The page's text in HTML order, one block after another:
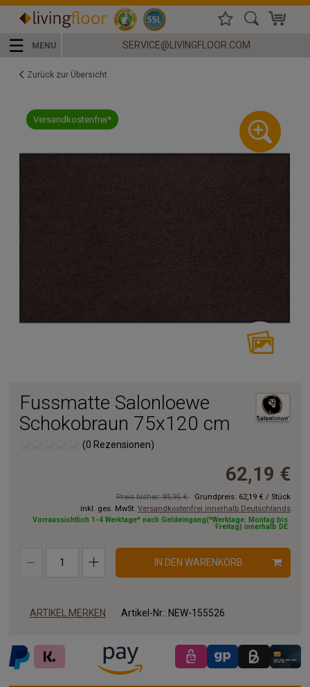
☰ MENU SERVICE@LIVINGFLOOR.COM
Zurück zur Übersicht
Versandkostenfrei*
Fussmatte Salonloewe
Schokobraun 75x120 cm
(0 Rezensionen)
62,19 €
Preis bisher: 85,95 € Grundpreis: 62,19 € / Stück
inkl. ges. MwSt. Versandkostenfrei innerhalb Deutschlands
Vorraussichtlich 1-4 Werktage* nach Geldeingang(*Werktage: Montag bis
Freitag) innerhalb DE
IN DEN WARENKORB
ARTIKEL MERKEN Artikel-Nr.: NEW-155526